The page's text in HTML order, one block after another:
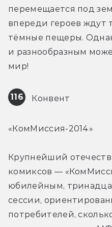
перемещается под
впереди героев ждут
тёмные пещеры.
и разнообразным
мир!
116 Конвент
«КомМиссия-2014»
Крупнейший
комиксов —
юбилейным,
сессии,
потребителей,